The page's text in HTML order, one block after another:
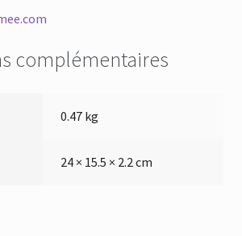
complémentaires
0.47 kg
24 × 15.5 × 2.2 cm